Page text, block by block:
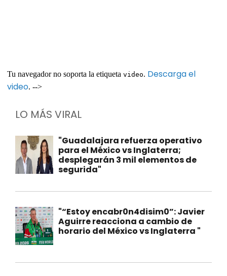
Tu navegador no soporta la etiqueta video. Descarga el
video. -->
LO MÁS VIRAL
"Guadalajara refuerza operativo
para el México vs Inglaterra;
desplegarán 3 mil elementos de
segurida"
"“Estoy encabr0n4disim0”: Javier
Aguirre reacciona a cambio de
horario del México vs Inglaterra "